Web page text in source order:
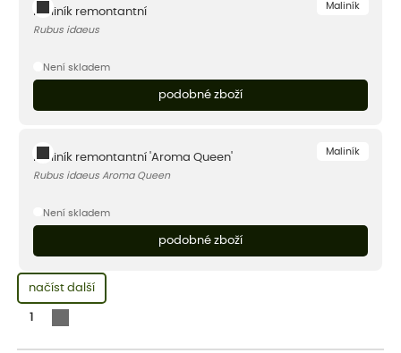
Maliník
Maliník remontantní
Rubus idaeus
Není skladem
podobné zboží
Maliník
Maliník remontantní 'Aroma Queen'
Rubus idaeus Aroma Queen
Není skladem
podobné zboží
načíst další